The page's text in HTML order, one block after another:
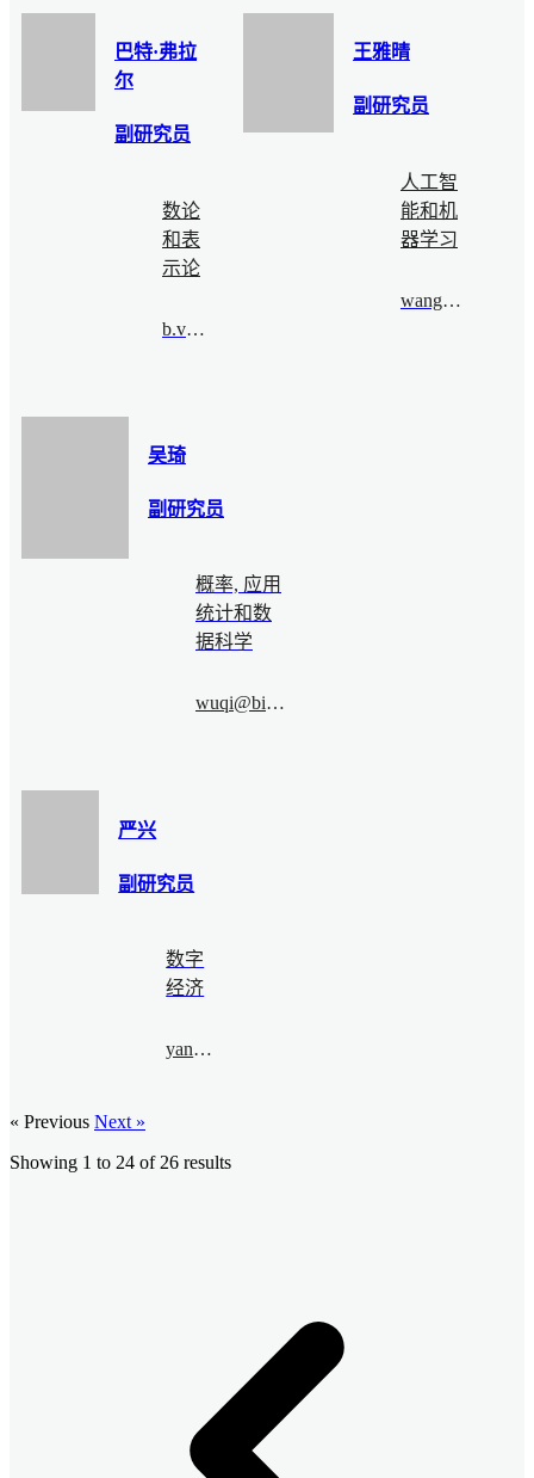
巴特·弗拉
尔
副研究员
数论
和表
示论
b.vlaar@bimsa.cn
王雅晴
副研究员
人工智
能和机
器学习
wangyaqing@bimsa.cn
吴琦
副研究员
概率, 应用
统计和数
据科学
wuqi@bimsa.cn
严兴
副研究员
数字
经济
yanxing@bimsa.cn
« Previous Next »
Showing 1 to 24 of 26 results